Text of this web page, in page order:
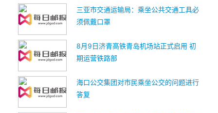
三亚市交通运输局：乘坐公共交通工具必
须佩戴口罩
8月9日济青高铁青岛机场站正式启用 初
期运营铁路部
海口公交集团对市民乘坐公交的问题进行
答复